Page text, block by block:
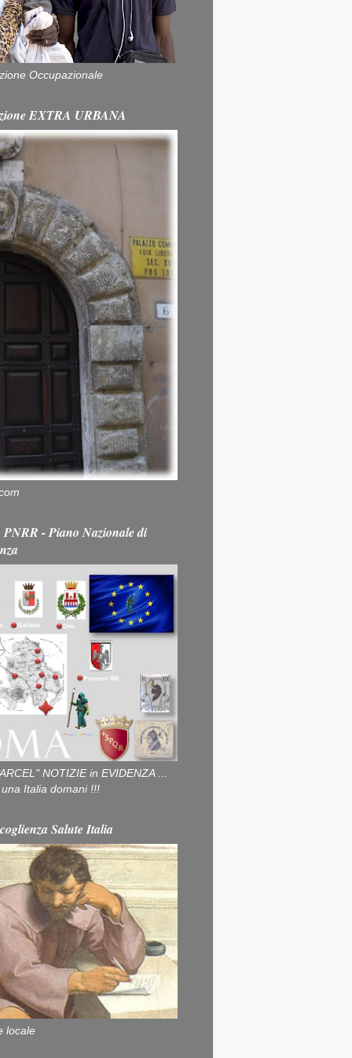
Occupazionale
EXTRA URBANA
- Piano Nazionale di
NOTIZIE in EVIDENZA ...
Italia domani !!!
Salute Italia
locale